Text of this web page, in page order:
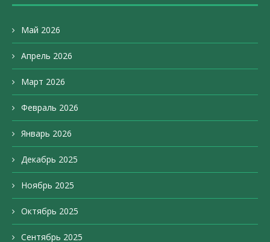
Май 2026
Апрель 2026
Март 2026
Февраль 2026
Январь 2026
Декабрь 2025
Ноябрь 2025
Октябрь 2025
Сентябрь 2025